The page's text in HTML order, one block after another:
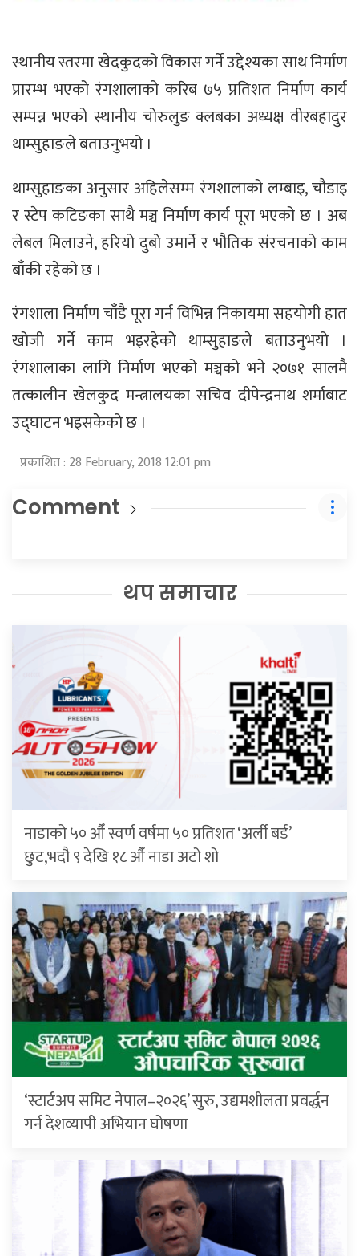
स्थानीय स्तरमा खेदकुदको विकास गर्ने उद्देश्यका साथ निर्माण
प्रारम्भ भएको रंगशालाको करिब ७५ प्रतिशत निर्माण कार्य
सम्पन्न भएको स्थानीय चोरुलुङ क्लबका अध्यक्ष वीरबहादुर
थाम्सुहाङले बताउनुभयो ।
थाम्सुहाङका अनुसार अहिलेसम्म रंगशालाको लम्बाइ, चौडाइ
र स्टेप कटिङका साथै मञ्च निर्माण कार्य पूरा भएको छ । अब
लेबल मिलाउने, हरियो दुबो उमार्ने र भौतिक संरचनाको काम
बाँकी रहेको छ ।
रंगशाला निर्माण चाँडै पूरा गर्न विभिन्न निकायमा सहयोगी हात
खोजी गर्ने काम भइरहेको थाम्सुहाङले बताउनुभयो ।
रंगशालाका लागि निर्माण भएको मञ्चको भने २०७१ सालमै
तत्कालीन खेलकुद मन्त्रालयका सचिव दीपेन्द्रनाथ शर्माबाट
उद्घाटन भइसकेको छ ।
प्रकाशित : 28 February, 2018 12:01 pm
Comment
थप समाचार
नाडाको ५० औँ स्वर्ण वर्षमा ५० प्रतिशत ‘अर्ली बर्ड’
छुट,भदौ ९ देखि १८ औँ नाडा अटो शो
‘स्टार्टअप समिट नेपाल–२०२६’ सुरु, उद्यमशीलता प्रवर्द्धन
गर्न देशव्यापी अभियान घोषणा